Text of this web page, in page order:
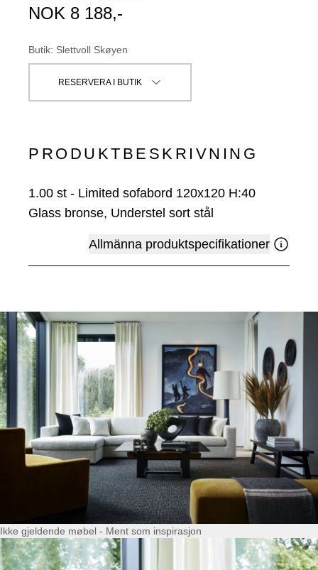
NOK 8 188,-
Butik: Slettvoll Skøyen
RESERVERA I BUTIK
PRODUKTBESKRIVNING
1.00 st - Limited sofabord 120x120 H:40
Glass bronse, Understel sort stål
Allmänna produktspecifikationer
Ikke gjeldende møbel - Ment som inspirasjon